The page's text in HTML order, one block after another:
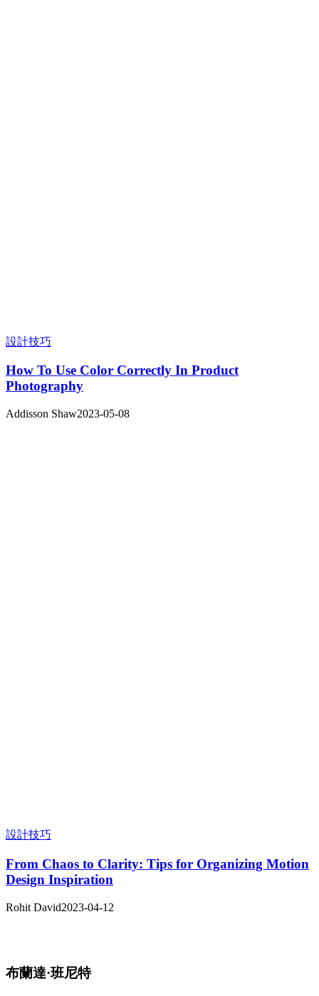
設計技巧
How To Use Color Correctly In Product
Photography
Addisson Shaw2023-05-08
設計技巧
From Chaos to Clarity: Tips for Organizing Motion
Design Inspiration
Rohit David2023-04-12
布蘭達·班尼​​特